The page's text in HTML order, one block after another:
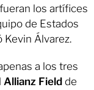
los artífices
de Estados
Kevin Álvarez.
a los tres
Allianz Field de